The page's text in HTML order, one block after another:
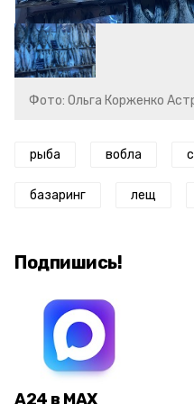
Фото: Ольга Корженко
рыба вобла
базаринг лещ
Подпишись!
А24 в MAX